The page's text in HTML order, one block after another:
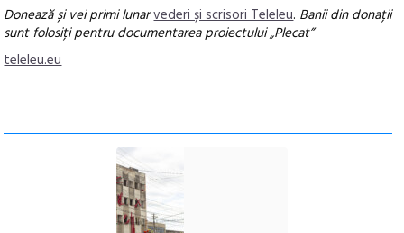
Donează și vei primi lunarvederi și scrisori Teleleu. Banii din donații
sunt folosiți pentru documentarea proiectului „Plecat”
teleleu.eu